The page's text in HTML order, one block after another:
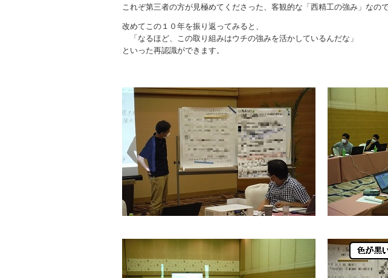
これぞ第三者の方が見極めてくださった、客観的な「西精工の強み」なので
改めてこの１０年を振り返ってみると、
「なるほど、この取り組みはウチの強みを活かしているんだな」
といった再認識ができます。